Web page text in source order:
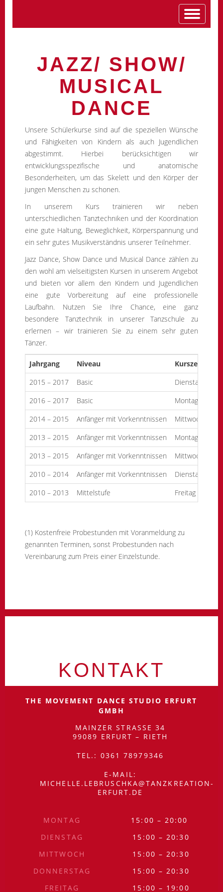
JAZZ/ SHOW/
MUSICAL
DANCE
Unsere Schülerkurse sind auf die speziellen Wünsche
und Fähigkeiten von Kindern als auch Jugendlichen
abgestimmt. Hierbei berücksichtigen wir
entwicklungsspezifische und anatomische
Besonderheiten, um das Skelett und den Körper der
jungen Menschen zu schonen.
In unserem Kurs trainieren wir neben
unterschiedlichen Tanztechniken und der Koordination
eine gute Haltung, Beweglichkeit, Körperspannung und
ein sehr gutes Musikverständnis unserer Teilnehmer.
Jazz Dance, Show Dance und Musical Dance zählen zu
den wohl am vielseitigsten Kursen in unserem Angebot
und bieten vor allem den Kindern und Jugendlichen
eine gute Vorbereitung auf eine professionelle
Laufbahn. Nutzen Sie Ihre Chance, eine ganz
besondere Tanztechnik in unserer Tanzschule zu
erlernen – wir trainieren Sie zu einem sehr guten
Tänzer.
Jahrgang Niveau
Kurszeit
2015 – 2017
Basic Dienstag
2016 – 2017
Basic Montag
2014 – 2015
Anfänger mit Vorkenntnissen Mittwoch
2013 – 2015
Anfänger mit Vorkenntnissen Montag
2013 – 2015
Anfänger mit Vorkenntnissen Mittwoch
2010 – 2014
Anfänger mit Vorkenntnissen Dienstag
2010 – 2013
Mittelstufe Freitag
(1) Kostenfreie Probestunden mit Voranmeldung zu
genannten Terminen, sonst Probestunden nach
Vereinbarung zum Preis einer Einzelstunde.
KONTAKT
ÖFFNUNGSZEITEN
SITEMAP
THE MOVEMENT DANCE STUDIO ERFURT
GMBH
MAINZER STRASSE 34
99089 ERFURT – RIETH
TEL.: 0361 78979346
E-MAIL:
MICHELLE.LEBRUSCHKA@TANZKREATION-
ERFURT.DE
MONTAG
15:00 – 20:00
DIENSTAG
15:00 – 20:30
MITTWOCH
15:00 – 20:30
DONNERSTAG
15:00 – 20:30
FREITAG
15:00 – 19:00